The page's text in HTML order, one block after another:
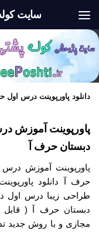
سایت
دانلود پاورپوینت درس اول
پاورپوینت آموزش
دبستان حرف آ
پاورپوینت آموزش
حرف آ دانلود
طراحی زیبا درس اول
دبستان حرف آ ( قابل
مجازی و با روش جدید